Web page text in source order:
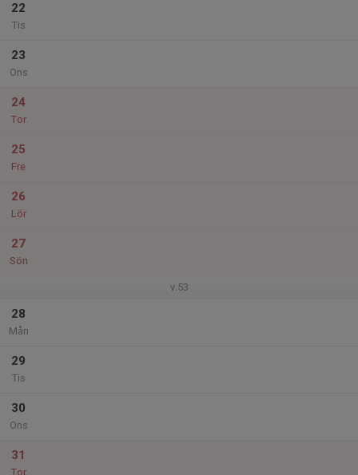
22
Tis
23
Ons
24
Tor
25
Fre
26
Lör
27
Sön
v.53
28
Mån
29
Tis
30
Ons
31
Tor